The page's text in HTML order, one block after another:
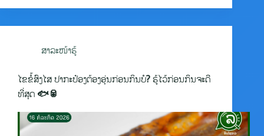
ສາລະໜ້າຮູ້
ໄຂຂໍ້ສົງໄສ ປາກະປ໋ອງຕ້ອງອຸ່ນກ່ອນກິນບໍ? ຮູ້ໄວ້ກ່ອນກິນຈະດີ
ທີ່ສຸດ 🐟🥫